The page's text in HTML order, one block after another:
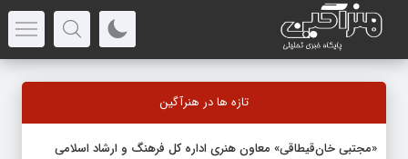
تازه ها در هنرآگین
«مجتبی خان‌قیطاقی» معاون هنری اداره کل فرهنگ و ارشاد اسلامی